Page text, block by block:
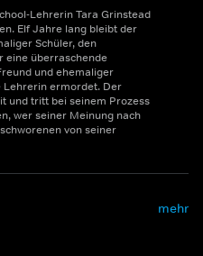
Lehrerin Tara Grinstead
Elf Jahre lang bleibt der
Schüler, den
eine überraschende
und ehemaliger
Lehrerin ermordet. Der
und tritt bei seinem Prozess
wer seiner Meinung nach
von seiner
mehr